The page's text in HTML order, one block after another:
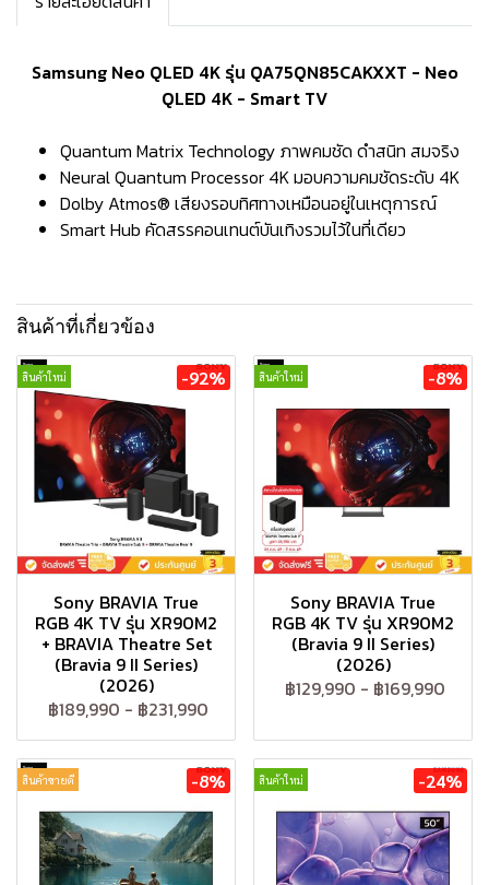
Samsung Neo QLED 4K รุ่น QA75QN85CAKXXT - Neo
QLED 4K - Smart TV
Quantum Matrix Technology ภาพคมชัด ดำสนิท สมจริง
Neural Quantum Processor 4K มอบความคมชัดระดับ 4K
Dolby Atmos® เสียงรอบทิศทางเหมือนอยู่ในเหตุการณ์
Smart Hub คัดสรรคอนเทนต์บันเทิงรวมไว้ในที่เดียว
สินค้าที่เกี่ยวข้อง
สินค้าใหม่ -92%
Sony BRAVIA True
RGB 4K TV รุ่น XR90M2
+ BRAVIA Theatre Set
(Bravia 9 II Series)
(2026)
฿189,990 - ฿231,990
สินค้าใหม่ -8%
Sony BRAVIA True
RGB 4K TV รุ่น XR90M2
(Bravia 9 II Series)
(2026)
฿129,990 - ฿169,990
สินค้าขายดี -8% สินค้าใหม่ -24%